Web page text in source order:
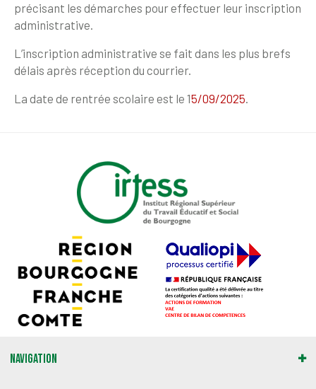
précisant les démarches pour effectuer leur inscription
administrative.
L’inscription administrative se fait dans les plus brefs
délais après réception du courrier.
La date de rentrée scolaire est le 15/09/2025.
Navigation